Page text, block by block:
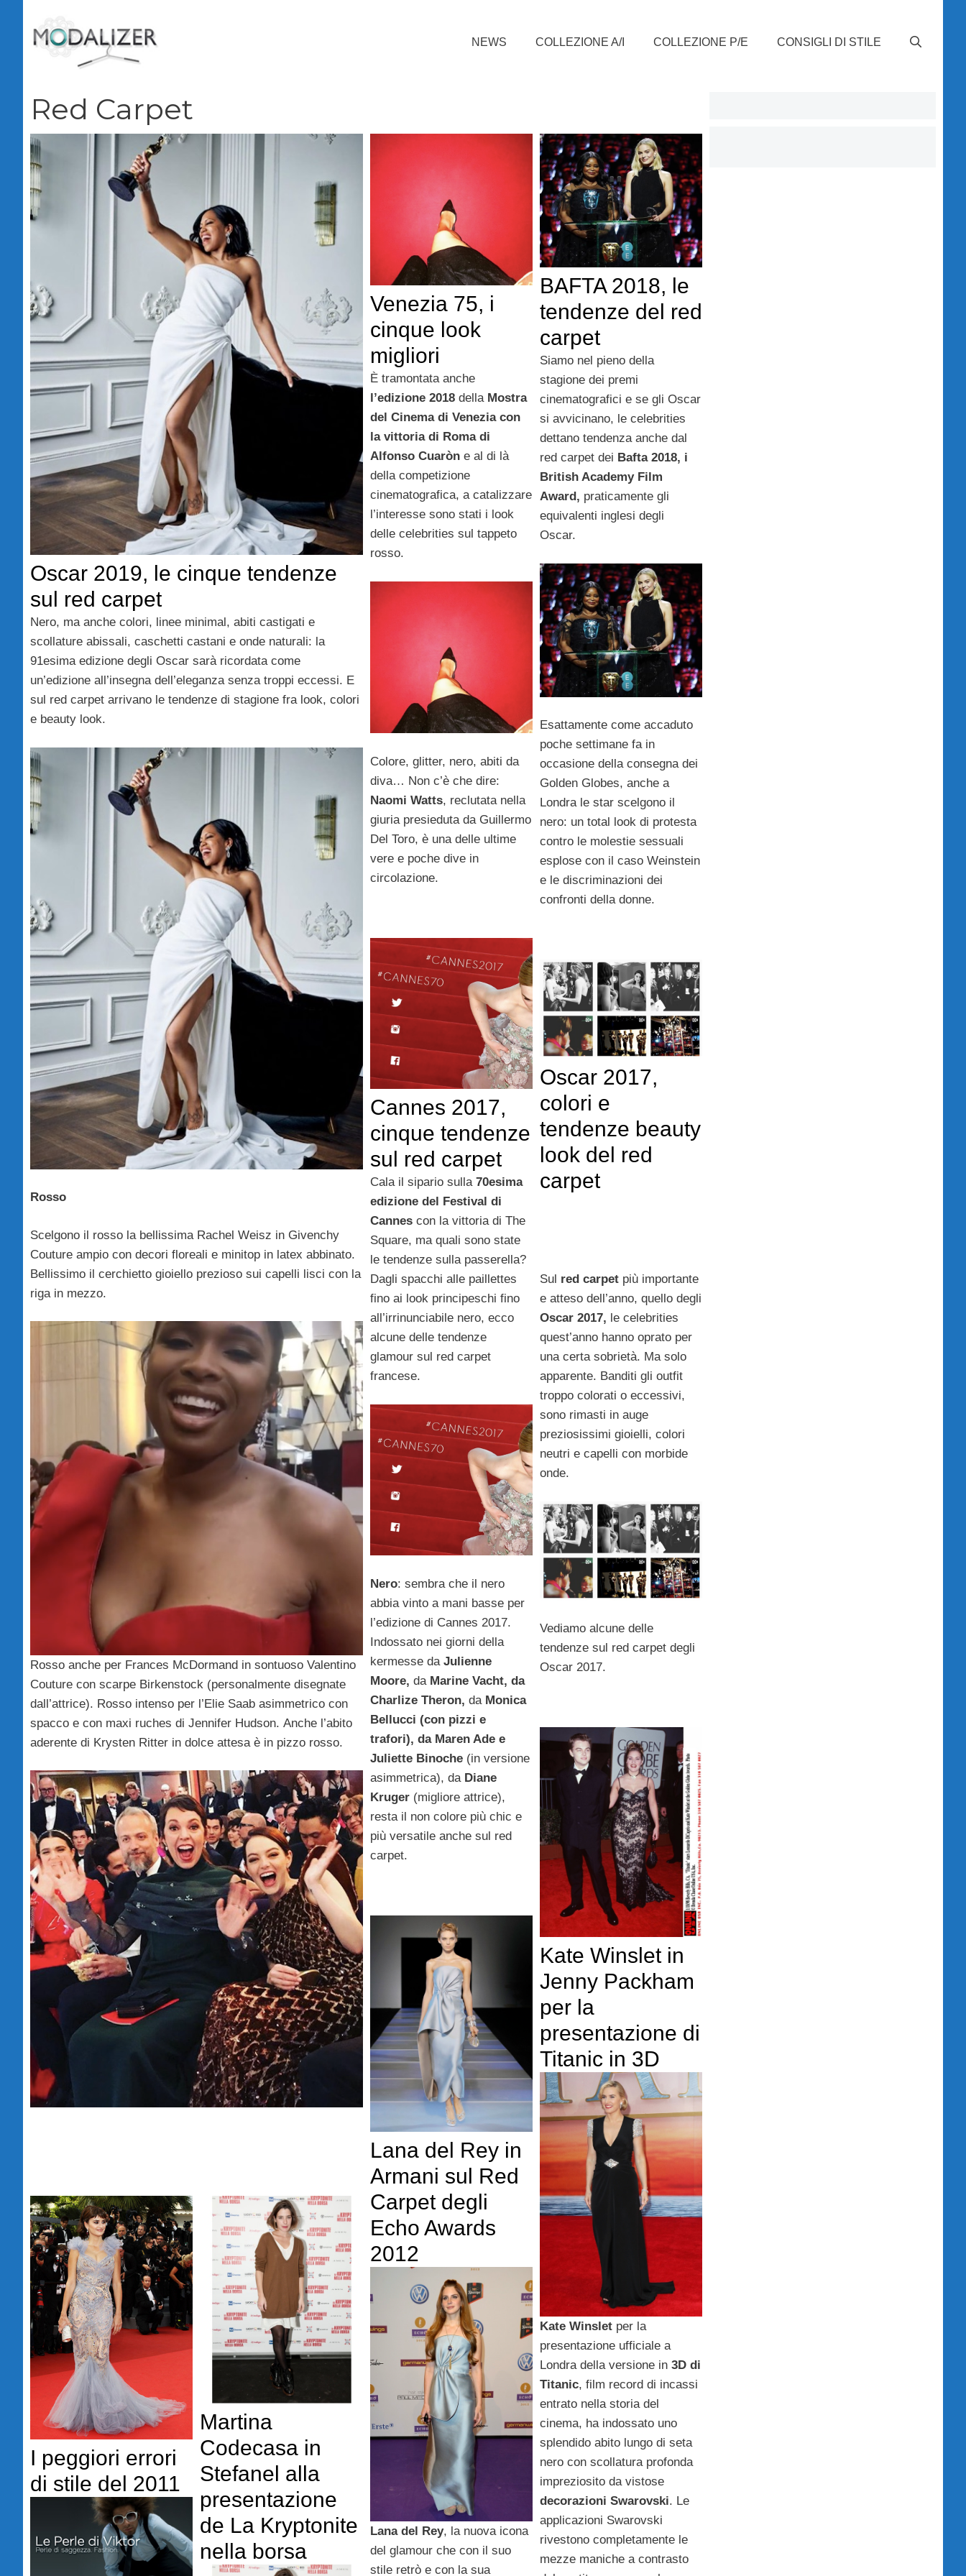
contenuto
NEWS COLLEZIONE A/I COLLEZIONE P/E CONSIGLI DI STILE
Red Carpet
Oscar 2019, le cinque tendenze
sul red carpet
Nero, ma anche colori, linee minimal, abiti castigati e
scollature abissali, caschetti castani e onde naturali: la
91esima edizione degli Oscar sarà ricordata come
un’edizione all’insegna dell’eleganza senza troppi eccessi. E
sul red carpet arrivano le tendenze di stagione fra look, colori
e beauty look.
Rosso
Scelgono il rosso la bellissima Rachel Weisz in Givenchy
Couture ampio con decori floreali e minitop in latex abbinato.
Bellissimo il cerchietto gioiello prezioso sui capelli lisci con la
riga in mezzo.
Rosso anche per Frances McDormand in sontuoso Valentino
Couture con scarpe Birkenstock (personalmente disegnate
dall’attrice). Rosso intenso per l’Elie Saab asimmetrico con
spacco e con maxi ruches di Jennifer Hudson. Anche l’abito
aderente di Krysten Ritter in dolce attesa è in pizzo rosso.
Venezia 75, i
cinque look
migliori
È tramontata anche
l’edizione 2018 dellaMostra
del Cinema di Venezia con
la vittoria di Roma di
Alfonso Cuaròn e al di là
della competizione
cinematografica, a catalizzare
l’interesse sono stati i look
delle celebrities sul tappeto
rosso.
Colore, glitter, nero, abiti da
diva… Non c’è che dire:
Naomi Watts, reclutata nella
giuria presieduta da Guillermo
Del Toro, è una delle ultime
vere e poche dive in
circolazione.
BAFTA 2018, le
tendenze del red
carpet
Siamo nel pieno della
stagione dei premi
cinematografici e se gli Oscar
si avvicinano, le celebrities
dettano tendenza anche dal
red carpet dei Bafta 2018, i
British Academy Film
Award, praticamente gli
equivalenti inglesi degli
Oscar.
Esattamente come accaduto
poche settimane fa in
occasione della consegna dei
Golden Globes, anche a
Londra le star scelgono il
nero: un total look di protesta
contro le molestie sessuali
esplose con il caso Weinstein
e le discriminazioni dei
confronti della donne.
Cannes 2017,
cinque tendenze
sul red carpet
Cala il sipario sulla 70esima
edizione del Festival di
Cannescon la vittoria di The
Square, ma quali sono state
le tendenze sulla passerella?
Dagli spacchi alle paillettes
fino ai look principeschi fino
all’irrinunciabile nero, ecco
alcune delle tendenze
glamour sul red carpet
francese.
Nero: sembra che il nero
abbia vinto a mani basse per
l’edizione di Cannes 2017.
Indossato nei giorni della
kermesse da Julienne
Moore, daMarine Vacht, da
Charlize Theron, daMonica
Bellucci (con pizzi e
trafori), da Maren Ade e
Juliette Binoche(in versione
asimmetrica), daDiane
Kruger (migliore attrice),
resta il non colore più chic e
più versatile anche sul red
carpet.
Oscar 2017,
colori e
tendenze beauty
look del red
carpet
Sul red carpetpiù importante
e atteso dell’anno, quello degli
Oscar 2017, le celebrities
quest’anno hanno oprato per
una certa sobrietà. Ma solo
apparente. Banditi gli outfit
troppo colorati o eccessivi,
sono rimasti in auge
preziosissimi gioielli, colori
neutri e capelli con morbide
onde.
Vediamo alcune delle
tendenze sul red carpet degli
Oscar 2017.
Kate Winslet in
Jenny Packham
per la
presentazione di
Titanic in 3D
Kate Winsletper la
presentazione ufficiale a
Londra della versione in 3D di
Titanic, film record di incassi
entrato nella storia del
cinema, ha indossato uno
splendido abito lungo di seta
nero con scollatura profonda
impreziosito da vistose
decorazioni Swarovski. Le
applicazioni Swarovski
rivestono completamente le
mezze maniche a contrasto
Lana del Rey in
Armani sul Red
Carpet degli
Echo Awards
2012
Lana del Rey, la nuova icona
del glamour che con il suo
stile retrò e con la sua
I peggiori errori
di stile del 2011
Martina
Codecasa in
Stefanel alla
presentazione
de La Kryptonite
nella borsa